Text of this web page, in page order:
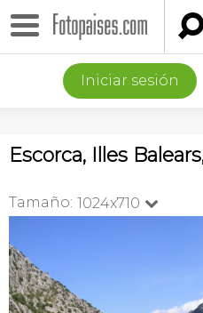

Iniciar sesión
Escorca, Illes
Tamaño: 1024x710 